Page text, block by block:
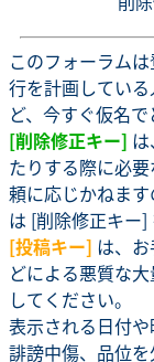
このフォーラム
行を計画してい
ど、今すぐ仮名で
[削除修正キー]
たりする際に必
頼に応じかねま
は [削除修正キー]
[投稿キー] は、
どによる悪質な
してください。
表示される日付
誹謗中傷、品位